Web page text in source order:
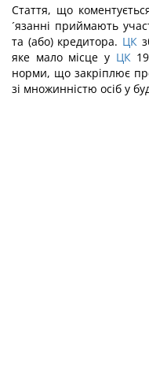
Стаття, що
´язанні приймають
та (або) кредитора. ЦК
яке мало місце у ЦК
норми, що закріплює
зі множинністю осіб у